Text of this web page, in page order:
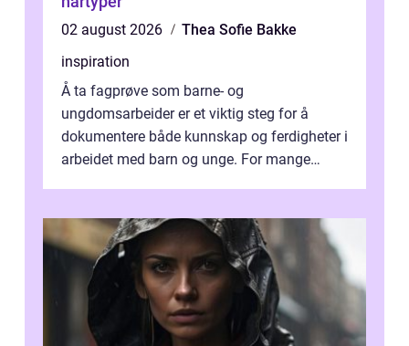
02 august 2026
Thea Sofie Bakke
inspiration
Å ta fagprøve som barne- og
ungdomsarbeider er et viktig steg for å
dokumentere både kunnskap og ferdigheter i
arbeidet med barn og unge. For mange